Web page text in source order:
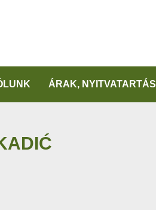
ÁRAK, NYITVATARTÁS